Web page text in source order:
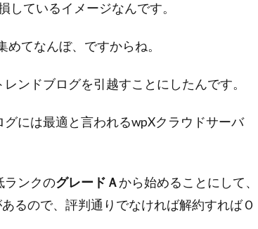
しているイメージなんです。
てなんぼ、ですからね。
ンドブログを引越すことにしたんです。
には最適と言われるwpXクラウドサーバ
ランクのグレードＡから始めることにして、
あるので、評判通りでなければ解約すればＯ